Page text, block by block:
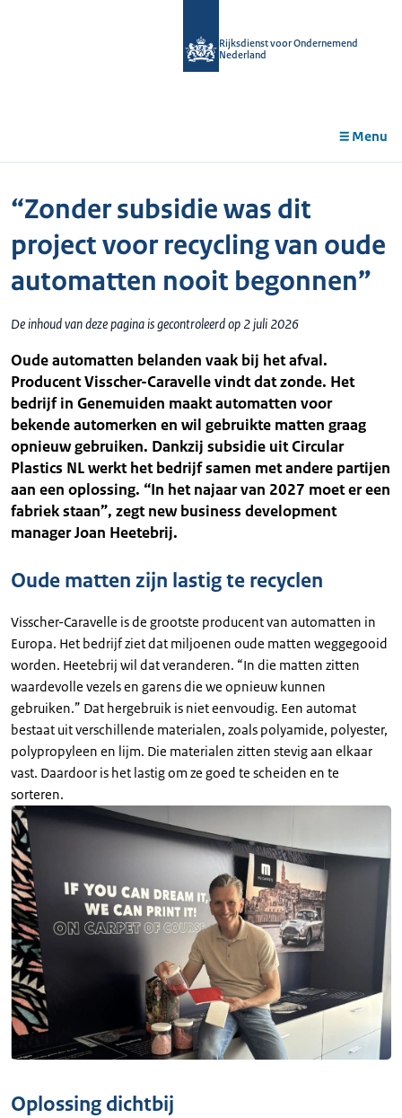
Rijksdienst voor Ondernemend
Nederland
Menu
“Zonder subsidie was dit
project voor recycling van oude
automatten nooit begonnen”
De inhoud van deze pagina is gecontroleerd op 2 juli 2026
Oude automatten belanden vaak bij het afval.
Producent Visscher-Caravelle vindt dat zonde. Het
bedrijf in Genemuiden maakt automatten voor
bekende automerken en wil gebruikte matten graag
opnieuw gebruiken. Dankzij subsidie uit Circular
Plastics NL werkt het bedrijf samen met andere partijen
aan een oplossing. “In het najaar van 2027 moet er een
fabriek staan”, zegt new business development
manager Joan Heetebrij.
Oude matten zijn lastig te recyclen
Visscher-Caravelle is de grootste producent van automatten in
Europa. Het bedrijf ziet dat miljoenen oude matten weggegooid
worden. Heetebrij wil dat veranderen. “In die matten zitten
waardevolle vezels en garens die we opnieuw kunnen
gebruiken.” Dat hergebruik is niet eenvoudig. Een automat
bestaat uit verschillende materialen, zoals polyamide, polyester,
polypropyleen en lijm. Die materialen zitten stevig aan elkaar
vast. Daardoor is het lastig om ze goed te scheiden en te
sorteren.
Oplossing dichtbij